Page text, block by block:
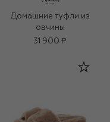
Домашние туфли из
овчины
31 900 ₽